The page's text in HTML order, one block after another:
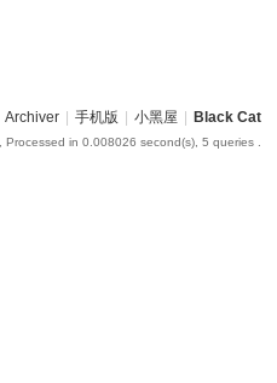
Archiver | 手机版 | 小黑屋 | Black Cat
, Processed in 0.008026 second(s), 5 queries .